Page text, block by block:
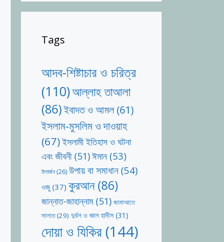
Tags
আদব-শিষ্টাচার ও চরিত্র
(110)আল্লাহ তাআলা
(86)ইবাদত ও আমল(61)
ইসলাম-মুসলিম ও দাওয়াহ
(67) ইসলামী ইতিহাস ও ঘটনা
এবং জীবনী(51)ঈমান (53)
উপার্জন(26) উপায় বা সমাধান(54)
ওজু (37) কুরআন(86)
জান্নাত-জাহান্নাম(51) জামাআতে
সালাত(29) দুর্বল ও জাল হাদীস (31)
দোয়া ও যিকির (144)